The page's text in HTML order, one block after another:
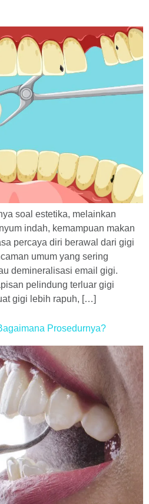
soal estetika, melainkan
indah, kemampuan makan
percaya diri berawal dari gigi
umum yang sering
demineralisasi email gigi.
pelindung terluar gigi
gigi lebih rapuh, […]
Prosedurnya?